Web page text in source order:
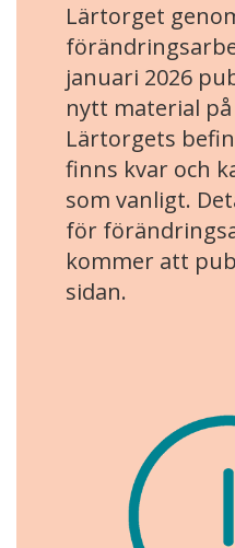
Lärtorget
januari 2026
nytt material på
Lärtorgets
finns kvar och
som vanligt.
för
kommer att
sidan.